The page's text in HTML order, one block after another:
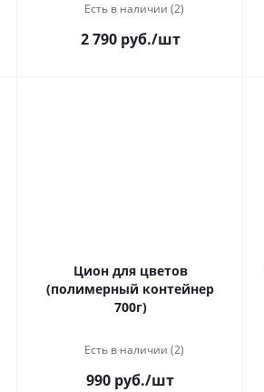
Есть в наличии (2)
2 790 руб./шт
Цион для цветов
(полимерный контейнер
700г)
Есть в наличии (2)
990 руб./шт